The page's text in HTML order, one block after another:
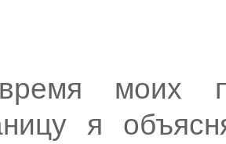
моих
я